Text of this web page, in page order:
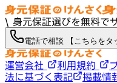
\ 身元保証選びを無料で
電話で相談 【こちらをタ
運営会社 利用規約
法に基づく表記
掲載情